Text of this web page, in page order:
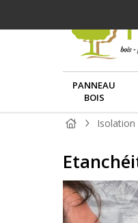
PANNEAU
BOIS
Isolation